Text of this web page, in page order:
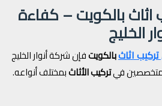
بالكويت – كفاءة
الخليج
اثاثبالكويتفإن شركة أنوار الخليج
فيتركيب الأثاثبمختلف أنواعه.